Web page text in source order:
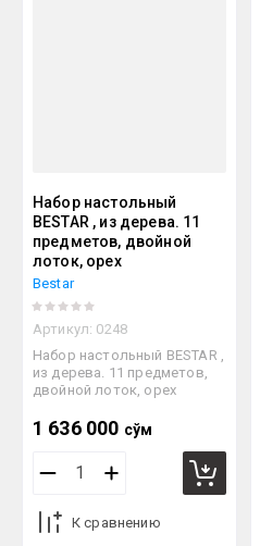
Набор настольный
BESTAR , из дерева. 11
предметов, двойной
лоток, орех
Bestar
Артикул: 0248
Набор настольный BESTAR ,
из дерева. 11 предметов,
двойной лоток, орех
1 636 000 сўм
К сравнению